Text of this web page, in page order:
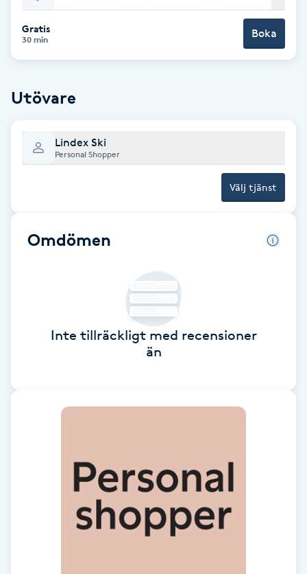
Babylights
Balayage
Bambumassage
Barber
BIAB
Brynformning
Brynplockning
Gratis
30 min Boka
Utövare
Lindex Ski
Personal Shopper
Välj tjänst
Omdömen
Inte tillräckligt med recensioner
än